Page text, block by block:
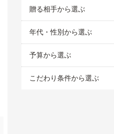
贈る相手から選ぶ
年代・性別から選ぶ
予算から選ぶ
こだわり条件から選ぶ